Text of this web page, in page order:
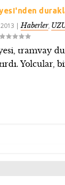
|Haberler,
tramvay
Yolcular,